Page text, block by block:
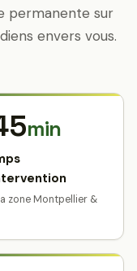
permanente sur
envers vous.
min
zone Montpellier &